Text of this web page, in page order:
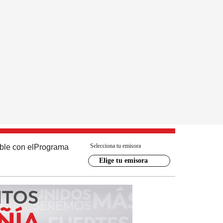
con el Programa Selecciona tu emisora
Elige tu emisora